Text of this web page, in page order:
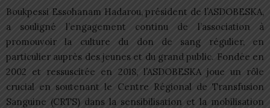
Boukpessi Essohanam Hadarou, président de l’ASDOBESKA,
a souligné l’engagement continu de l’association à
promouvoir la culture du don de sang régulier, en
particulier auprès des jeunes et du grand public. Fondée en
2002 et ressuscitée en 2018, l’ASDOBESKA joue un rôle
crucial en soutenant le Centre Régional de Transfusion
Sanguine (CRTS) dans la sensibilisation et la mobilisation